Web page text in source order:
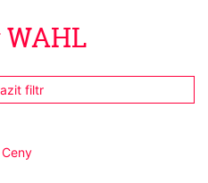
filtr
Ceny